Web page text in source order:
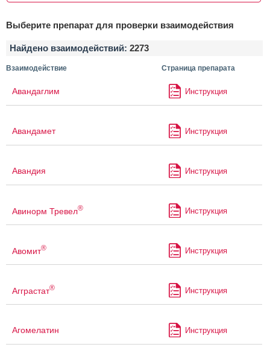
Выберите препарат для проверки взаимодействия
Найдено взаимодействий: 2273
Взаимодействие Страница препарата
Авандаглим Инструкция
Авандамет Инструкция
Авандия Инструкция
Авинорм Тревел® Инструкция
Авомит® Инструкция
Агграстат® Инструкция
Агомелатин Инструкция